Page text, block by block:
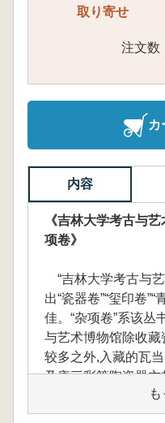
取り寄せ
注文数
カ
内容
《吉林大学考古与
项卷》
“吉林大学考古与
出“瓷器卷”“玺印卷”“
佳。“杂项卷”系该丛
与艺术博物馆除收
较多之外,入藏的瓦
及唐三彩等陶瓷器
将馆藏杂项精品进
像采集,编纂出版《